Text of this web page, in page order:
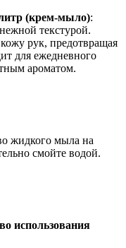
(крем-мыло):
текстурой.
рук, предотвращая
для ежедневного
ароматом.
жидкого мыла на
смойте водой.
использования